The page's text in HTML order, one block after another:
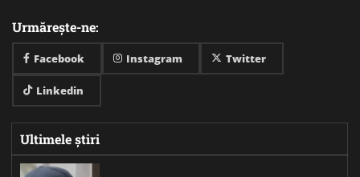
Urmărește-ne:
Facebook Instagram Twitter
Linkedin
Ultimele știri